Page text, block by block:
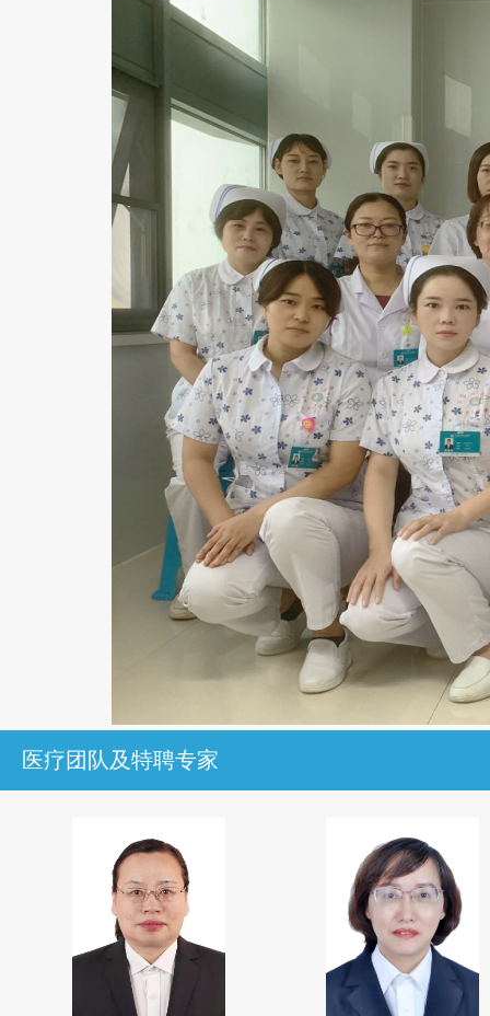
医疗团队及特聘专家